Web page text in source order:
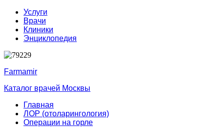
Услуги
Врачи
Клиники
Энциклопедия
Farmamir
Каталог врачей Москвы
Главная
ЛОР (отоларингология)
Операции на горле